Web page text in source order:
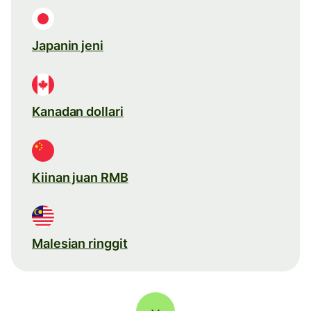
Japanin jeni
Kanadan dollari
Kiinan juan RMB
Malesian ringgit